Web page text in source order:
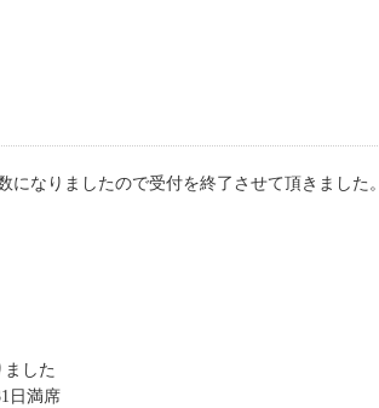
になりましたので受付を終了させて頂きました。
した
日満席